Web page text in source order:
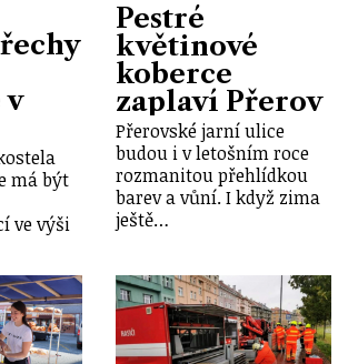
v
má být
ve výši
Pestré
květinové
koberce
zaplaví Přerov
Přerovské jarní ulice
budou i v letošním roce
rozmanitou přehlídkou
barev a vůní. I když zima
ještě…